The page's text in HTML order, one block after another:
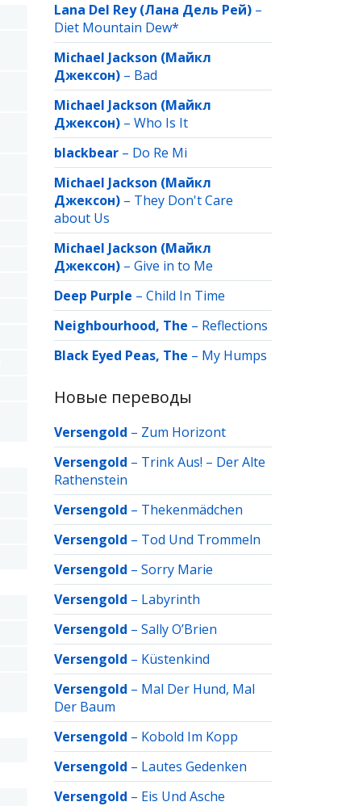
Lana Del Rey (Лана Дель Рей) –
Diet Mountain Dew*
Michael Jackson (Майкл
Джексон) – Bad
Michael Jackson (Майкл
Джексон) – Who Is It
blackbear – Do Re Mi
Michael Jackson (Майкл
Джексон) – They Don't Care
about Us
Michael Jackson (Майкл
Джексон) – Give in to Me
Deep Purple – Child In Time
Neighbourhood, The – Reflections
Black Eyed Peas, The – My Humps
Новые переводы
Versengold – Zum Horizont
Versengold – Trink Aus! – Der Alte
Rathenstein
Versengold – Thekenmädchen
Versengold – Tod Und Trommeln
Versengold – Sorry Marie
Versengold – Labyrinth
Versengold – Sally O’Brien
Versengold – Küstenkind
Versengold – Mal Der Hund, Mal
Der Baum
Versengold – Kobold Im Kopp
Versengold – Lautes Gedenken
Versengold – Eis Und Asche